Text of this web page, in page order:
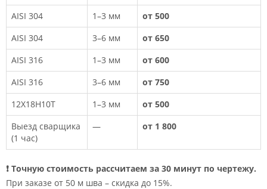
AISI 304
1–3 мм
от 500
AISI 304
3–6 мм
от 650
AISI 316
1–3 мм
от 600
AISI 316
3–6 мм
от 750
12Х18Н10Т
1–3 мм
от 500
Выезд сварщика
(1 час)
— от 1 800
❗ Точную стоимость рассчитаем за 30 минут по чертежу.
При заказе от 50 м шва – скидка до 15%.